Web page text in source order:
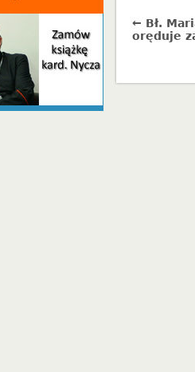
← Bł.
oręduje